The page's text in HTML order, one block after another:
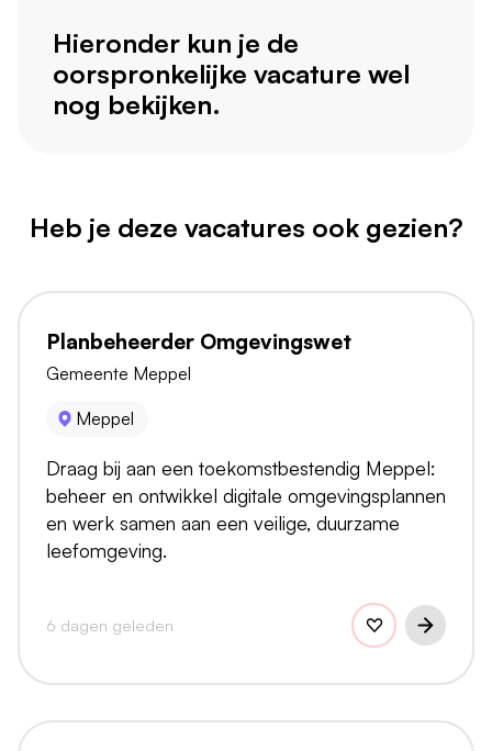
Hieronder kun je de
oorspronkelijke vacature wel
nog bekijken.
Heb je deze vacatures ook gezien?
Planbeheerder Omgevingswet
Gemeente Meppel
Meppel
Draag bij aan een toekomstbestendig Meppel:
beheer en ontwikkel digitale omgevingsplannen
en werk samen aan een veilige, duurzame
leefomgeving.
6 dagen geleden